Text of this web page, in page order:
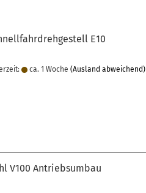
E10
ca. 1 Woche (Ausland abweichend)
V100 Antriebsumbau